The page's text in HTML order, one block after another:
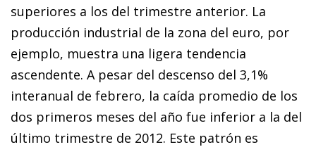
superiores a los del trimestre anterior. La
producción industrial de la zona del euro, por
ejemplo, muestra una ligera tendencia
ascendente. A pesar del descenso del 3,1%
interanual de febrero, la caída promedio de los
dos primeros meses del año fue inferior a la del
último trimestre de 2012. Este patrón es